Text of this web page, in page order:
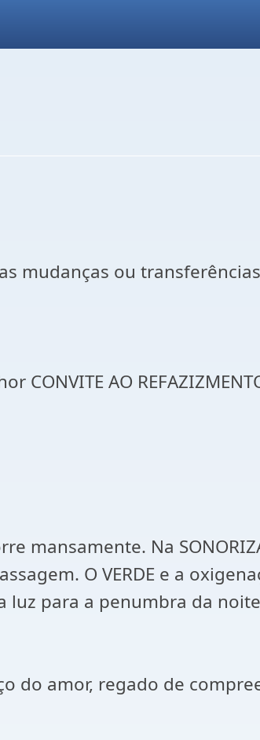
mudanças ou
CONVITE AO
mansamente. Na
O VERDE e a
luz para a penumbra da
do amor, regado de